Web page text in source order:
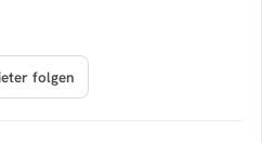
folgen